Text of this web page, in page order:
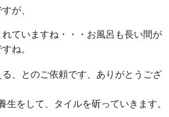
が、
ていますね・・・お風呂も長い間が
ね。
、とのご依頼です、ありがとうござ
生をして、タイルを斫っていきます。